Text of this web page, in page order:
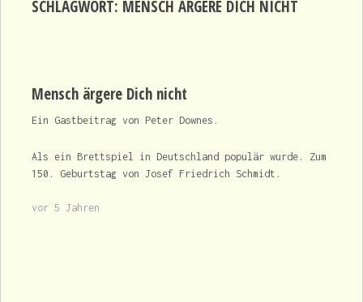
SCHLAGWORT: MENSCH ÄRGERE DICH NICHT
Mensch ärgere Dich nicht
Ein Gastbeitrag von Peter Downes.
Als ein Brettspiel in Deutschland populär wurde. Zum
150. Geburtstag von Josef Friedrich Schmidt.
vor 5 Jahren